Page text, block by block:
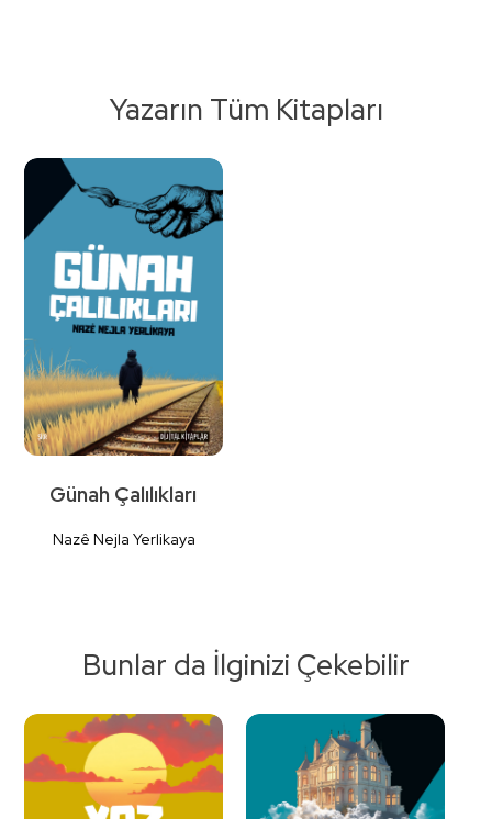
Yazarın Tüm Kitapları
Detaylı
İncele
Günah Çalılıkları
Nazê Nejla Yerlikaya
Bunlar da İlginizi Çekebilir